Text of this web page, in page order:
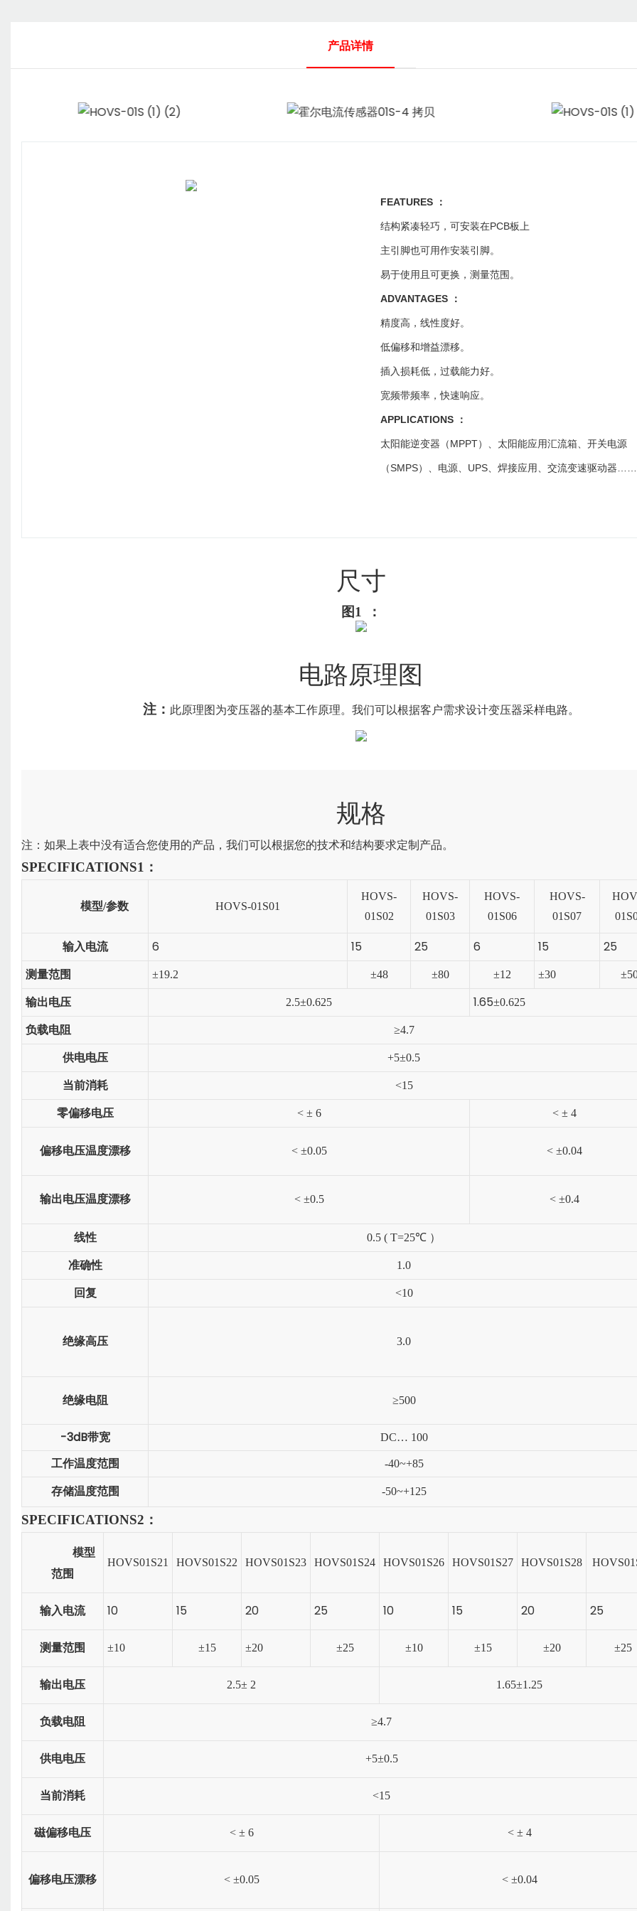
产品详情
FEATURES ：
结构紧凑轻巧，可安装在PCB板上
主引脚也可用作安装引脚。
易于使用且可更换 ， 测量范围。
ADVANTAGES ：
精度高，线性度好。
低偏移和增益漂移。
插入损耗低，过载能力好。
宽频带频率，快速响应。
APPLICATIONS ：
太阳能逆变器（MPPT）、太阳能应用汇流箱、开关电源
（SMPS）、电源、UPS、焊接应用、交流变速驱动器……
尺寸
图1 ：
电路原理图
注： 此原理图为变压器的基本工作原理。我们可以根据客户需求设计变压器采样电路。
规格
注：如果上表中没有适合您使用的产品，我们可以根据您的技术和结构要求定制产品。
SPECIFICATIONS1：
模型/参数 HOVS-01S01
HOVS-
01S02
HOVS-
01S03
HOVS-
01S06
HOVS-
01S07
输入电流 6 15 25 6 15 25
测量范围 ±19.2 ±48 ±80 ±12 ±30 ±
输出电压 2.5±0.625 1.65±0.625
负载电阻
≥4.7
供电电压 +5±0.5
当前消耗 <15
零偏移电压 < ± 6 < ± 4
偏移电压温度漂移 < ±0.05 < ±0.04
输出电压温度漂移 < ±0.5 < ±0.4
线性 0.5 ( T=25℃ ）
准确性 1.0
回复 <10
绝缘高压 3.0
绝缘电阻 ≥500
-3dB带宽 DC… 100
工作温度范围 -40~+85
存储温度范围 -50~+125
SPECIFICATIONS2：
模型
范围
HOVS01S21 HOVS01S22 HOVS01S23 HOVS01S24 HOVS01S26 HOVS01S27 HOVS01S28
输入电流 10 15 20 25 10 15 20 25
测量范围 ±10 ±15 ±20 ±25 ±10 ±15 ±20 ±25
输出电压 2.5± 2 1.65±1.25
负载电阻 ≥4.7
供电电压 +5±0.5
当前消耗 <15
磁偏移电压 < ± 6 < ± 4
偏移电压漂移 < ±0.05 < ±0.04